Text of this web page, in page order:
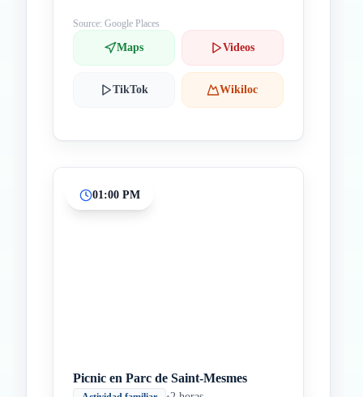
Source: Google Places
Maps Videos
TikTok Wikiloc
01:00 PM
Picnic en Parc de Saint-Mesmes